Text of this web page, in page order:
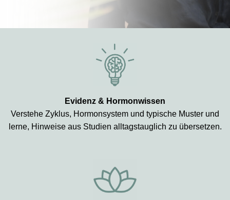
Evidenz & Hormonwissen
Verstehe Zyklus, Hormonsystem und typische Muster und
lerne, Hinweise aus Studien alltagstauglich zu übersetzen.